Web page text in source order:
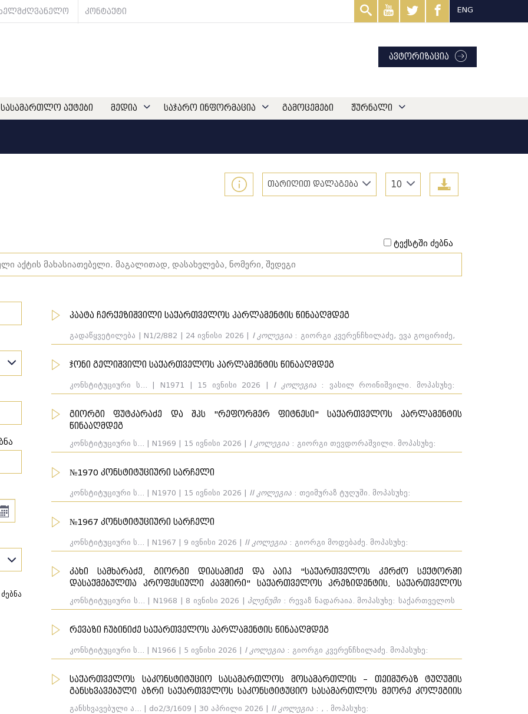
კონტაქტი ENG
ავტორიზაცია
სასამართლო აქტები მედია საჯარო ინფორმაცია გამოცემები ჟურნალი
10
თარიღით დალაგება
ტექსტში ძებნა
პაატა ჩერქეზიშვილი საქართველოს პარლამენტის წინააღმდეგ
გადაწყვეტილება | N1/2/882 | 24 ივნისი 2026 | I კოლეგია: გიორგი კვერენჩხილაძე, ევა გოცირიძე,
ვასილ როინიშვილი, გიორგი თევდორაშვილი. მოპასუხე: საქართველოს პარლამენტი. შედეგი:
ჯონი გელიშვილი საქართველოს პარლამენტის წინააღმდეგ
კონსტიტუციური ს... | N1971 | 15 ივნისი 2026 | I კოლეგია: ვასილ როინიშვილი. მოპასუხე:
საქართველოს პარლამენტი.
გიორგი ფუტკარაძე და შპს "რეფორმერ ფიტნესი" საქართველოს პარლამენტის
წინააღმდეგ
კონსტიტუციური ს... | N1969 | 15 ივნისი 2026 | I კოლეგია : გიორგი თევდორაშვილი. მოპასუხე:
№1970 კონსტიტუციური სარჩელი
კონსტიტუციური ს... | N1970 | 15 ივნისი 2026 | II კოლეგია : თეიმურაზ ტუღუში. მოპასუხე:
№1967 კონსტიტუციური სარჩელი
კონსტიტუციური ს... | N1967 | 9 ივნისი 2026 | II კოლეგია : გიორგი მოდებაძე. მოპასუხე:
კახი სამხარაძე, გიორგი დიასამიძე და ააიპ "საქართველოს კერძო სექტორში
დასაქმებულთა პროფესიული კავშირი" საქართველოს პრეზიდენტის, საქართველოს
მთავრობის და საქართველოს პარლამენტის წინააღმდეგ
კონსტიტუციური ს... | N1968 | 8 ივნისი 2026 | პლენუმი : რევაზ ნადარაია. მოპასუხე: საქართველოს
პრეზიდენტი, საქართველოს მთავრობა, საქართველოს პარლამენტი.
რევაზი ჩუბინიძე საქართველოს პარლამენტის წინააღმდეგ
კონსტიტუციური ს... | N1966 | 5 ივნისი 2026 | I კოლეგია : გიორგი კვერენჩხილაძე. მოპასუხე:
საქართველოს საკონსტიტუციო სასამართლოს მოსამართლის – თეიმურაზ ტუღუშის
განსხვავებული აზრი საქართველოს საკონსტიტუციო სასამართლოს მეორე კოლეგიის
2026 წლის 30 აპრილის №2/3/1609 გადაწყვეტილებასთან დაკავშირებით
განსხვავებული ა... | do2/3/1609 | 30 აპრილი 2026 | II კოლეგია : , . მოპასუხე: